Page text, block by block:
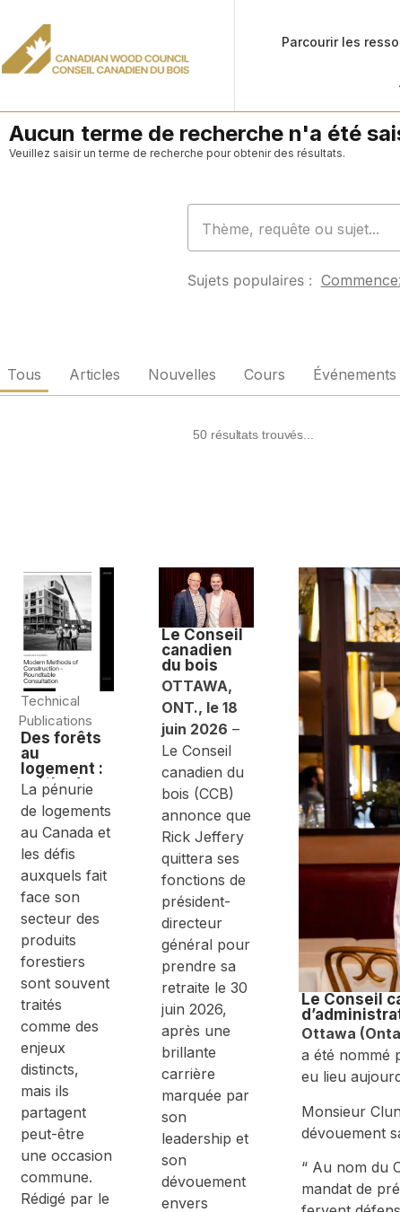
Parcourir les
Aucun terme de recherche n'a été
Veuillez saisir un terme de recherche pour obtenir des résultats.
Sujets populaires :
Tous Articles Nouvelles Cours Événements
50 résultats trouvés...
Technical
Publications
Des forêts
au
logement :
méthodes
modernes
de
constructio
n –
Consultatio
n en table
ronde
La pénurie
de logements
au Canada et
les défis
auxquels fait
face son
secteur des
produits
forestiers
sont souvent
traités
comme des
enjeux
distincts,
mais ils
partagent
peut-être
une occasion
commune.
Rédigé par le
Le Conseil
canadien
du bois
annonce un
changemen
t de
direction
OTTAWA,
ONT., le 18
juin 2026 –
Le Conseil
canadien du
bois (CCB)
annonce que
Rick Jeffery
quittera ses
fonctions de
président-
directeur
général pour
prendre sa
retraite le 30
juin 2026,
après une
brillante
carrière
marquée par
son
leadership et
son
dévouement
envers
Le Conseil
Ottawa
a été nommé
eu lieu
Monsieur
dévouement
“ Au nom du
mandat de